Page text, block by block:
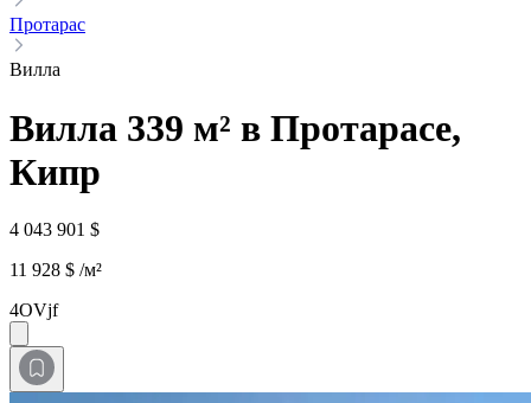
Протарас
Вилла
Вилла 339 м² в Протарасе,
Кипр
4 043 901 $
11 928 $ /м²
4OVjf